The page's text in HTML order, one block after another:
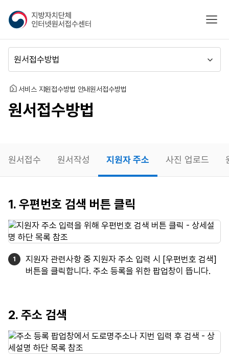
지
방
자
치
단
체
인
넷
원
수
센
터
모바
뉴
동
홈 서비스 지원접수방법 안내원서접수방법
원서접수방법
원서접수 원서작성 지원자 주소 사진 업로드
지원자
주소
1. 우편번호 검색 버튼 클릭
지원자 관련사항 중 지원자 주소 입력 시 [우편번호 검색]
버튼을 클릭합니다. 주소 등록을 위한 팝업창이 뜹니다.
2. 주소 검색